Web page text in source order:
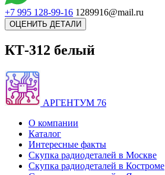
+7 995 128-99-16 1289916@mail.ru
КТ-312 белый
АРГЕНТУМ 76
О компании
Каталог
Интересные факты
Скупка радиодеталей в Москве
Скупка радиодеталей в Костроме